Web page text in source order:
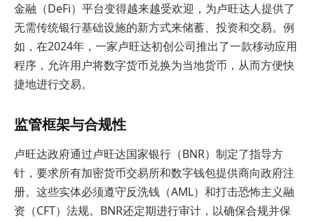
金融（DeFi）平台变得越来越受欢迎，为卢旺达人提供了
无需传统银行基础设施的新方式来储蓄、投资和交易。例
如，在2024年，一家卢旺达初创公司推出了一款移动应用
程序，允许用户将数字货币兑换为当地货币，从而方便快
捷地进行交易。
监管框架与合规性
卢旺达政府通过卢旺达国家银行（BNR）制定了指导方
针，要求所有加密货币交易所和数字钱包提供商向政府注
册。这些实体必须遵守反洗钱（AML）和打击恐怖主义融
资（CFT）法规。BNR还定期进行审计，以确保合规并保